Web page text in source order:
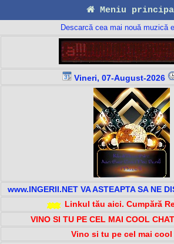
Meniu
Descarcă cea mai nouă muzică
Vineri, 07-August-2026
www.INGERII.NET VA ASTEAPTA SA NE
Linkul tău aici. Cumpără
VINO SI TU PE CEL MAI COOL
Vino si tu pe cel mai